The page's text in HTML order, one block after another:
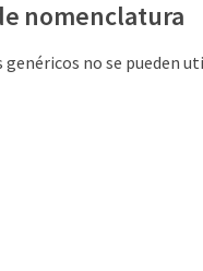
nomenclatura
no se pueden